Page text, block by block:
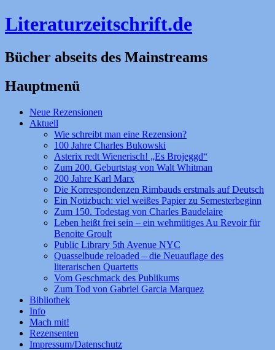
Literaturzeitschrift.de
Bücher abseits des Mainstreams
Hauptmenü
Zum
Inhalt
Neue Rezensionen
Aktuell
Wie schreibt man eine Rezension?
100 Jahre Charles Bukowski
Asterix redt Wienerisch! „Es Brojeggd“
Zum 200. Geburtstag von Walt Whitman
200 Jahre Karl Marx
Die Korrespondenzen Rimbauds erstmals auf Deutsch
Ein Notizbuch: viel weißes Papier zu Semesterbeginn
Zum 150. Todestag von Charles Baudelaire
Leben heißt frei sein – ein wehmütiges Au Revoir für
Benoite Groult
Public Library 5th Avenue NYC
Quasselbude reloaded – die Neuauflage des
literarischen Quartetts
Vom Geschmack des Publikums
Zum Tod von Gabriel Garcia Marquez
Bibliothek
Info
Mach mit!
Rezensenten
Impressum/Datenschutz